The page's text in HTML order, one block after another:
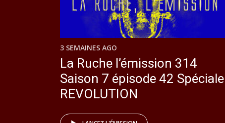
3 SEMAINES AGO
La Ruche l’émission 314
Saison 7 épisode 42 Spéciale
REVOLUTION